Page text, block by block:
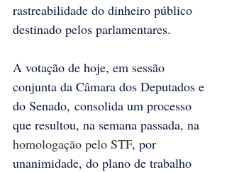
rastreabilidade do dinheiro público
destinado pelos parlamentares.
A votação de hoje, em sessão
conjunta da Câmara dos Deputados e
do Senado, consolida um processo
que resultou, na semana passada, na
homologação pelo STF, por
unanimidade, do plano de trabalho